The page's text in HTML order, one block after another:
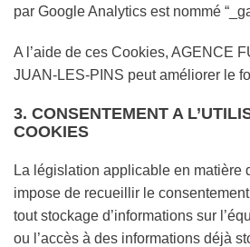
par Google Analytics est nommé
A l’aide de ces Cookies, AGENCE
JUAN-LES-PINS peut améliorer le
3. CONSENTEMENT A
COOKIES
La législation applicable en matière
impose de recueillir le
tout stockage d’informations sur
ou l’accès à des informations déjà